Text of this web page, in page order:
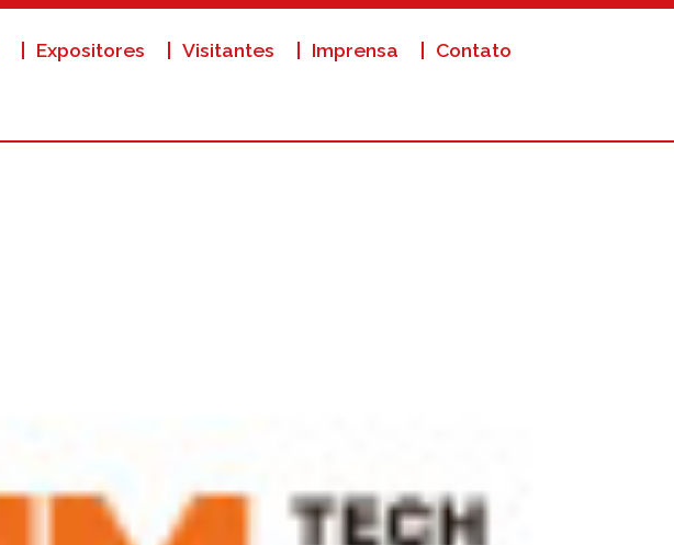
Expositores Visitantes Imprensa Contato